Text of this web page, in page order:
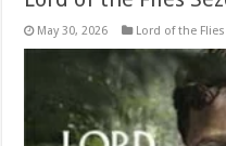
May 30, 2026 Lord of the